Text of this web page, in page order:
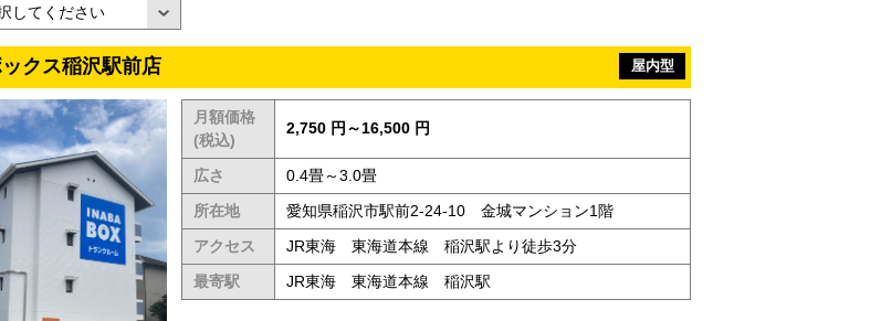
クス稲沢駅前店 屋内型
月額価格
(税込)
2,750 円～16,500 円
広さ
0.4畳～3.0畳
所在地
愛知県稲沢市駅前2-24-10 金城マンション1階
アクセス
JR東海 東海道本線 稲沢駅より徒歩3分
最寄駅
JR東海 東海道本線 稲沢駅